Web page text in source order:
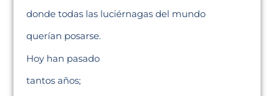
donde todas las luciérnagas del mundo
querían posarse.
Hoy han pasado
tantos años;